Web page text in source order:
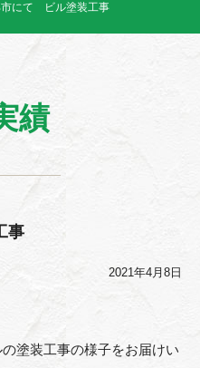
市にて ビル塗装工事
績
事
2021年4月8日
塗装工事の様子をお届けい